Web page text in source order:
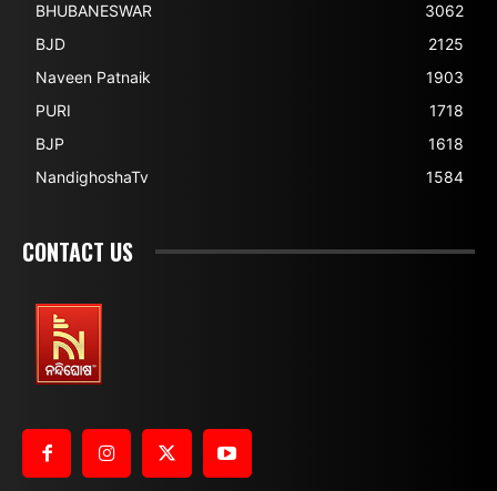
BHUBANESWAR
3062
BJD
2125
Naveen Patnaik
1903
PURI
1718
BJP
1618
NandighoshaTv
1584
CONTACT US